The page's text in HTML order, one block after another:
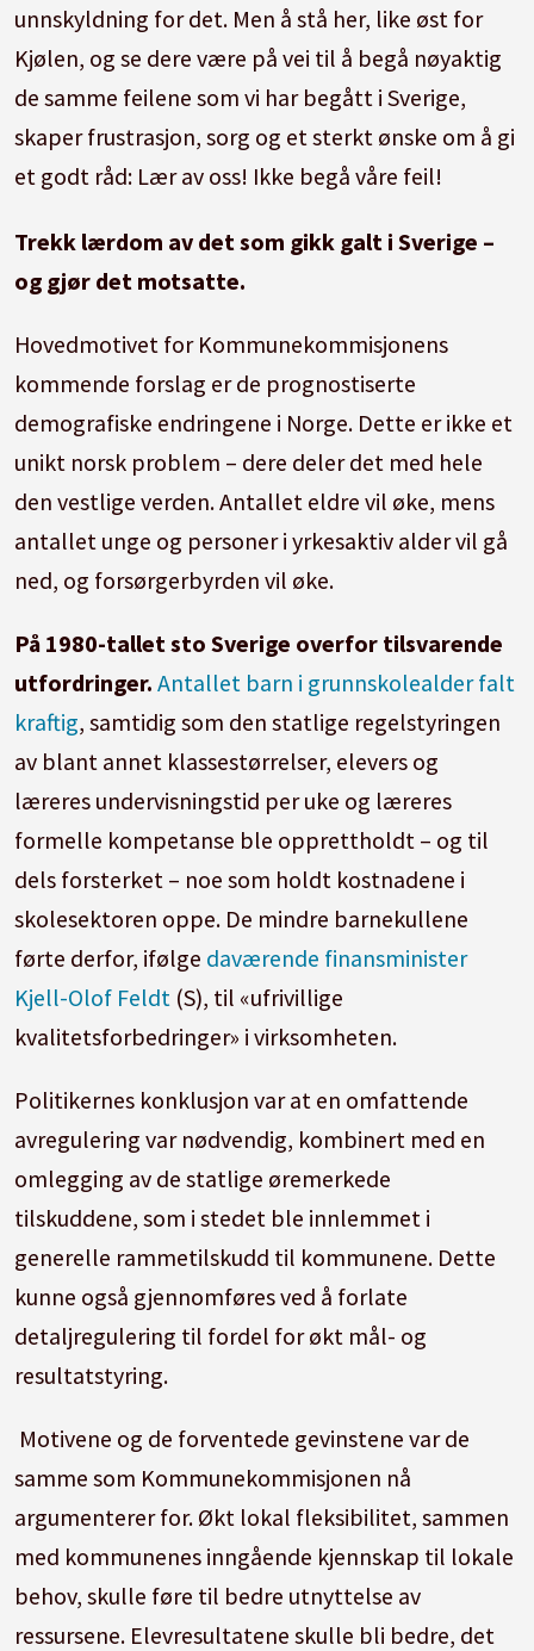
unnskyldning for det. Men å stå her, like øst for
Kjølen, og se dere være på vei til å begå nøyaktig
de samme feilene som vi har begått i Sverige,
skaper frustrasjon, sorg og et sterkt ønske om å gi
et godt råd: Lær av oss! Ikke begå våre feil!
Trekk lærdom av det som gikk galt i Sverige –
og gjør det motsatte.
Hovedmotivet for Kommunekommisjonens
kommende forslag er de prognostiserte
demografiske endringene i Norge. Dette er ikke et
unikt norsk problem – dere deler det med hele
den vestlige verden. Antallet eldre vil øke, mens
antallet unge og personer i yrkesaktiv alder vil gå
ned, og forsørgerbyrden vil øke.
På 1980-tallet sto Sverige overfor tilsvarende
utfordringer. Antallet barn i grunnskolealder falt
kraftig, samtidig som den statlige regelstyringen
av blant annet klassestørrelser, elevers og
læreres undervisningstid per uke og læreres
formelle kompetanse ble opprettholdt – og til
dels forsterket – noe som holdt kostnadene i
skolesektoren oppe. De mindre barnekullene
førte derfor, ifølge daværende finansminister
Kjell-Olof Feldt (S), til «ufrivillige
kvalitetsforbedringer» i virksomheten.
Politikernes konklusjon var at en omfattende
avregulering var nødvendig, kombinert med en
omlegging av de statlige øremerkede
tilskuddene, som i stedet ble innlemmet i
generelle rammetilskudd til kommunene. Dette
kunne også gjennomføres ved å forlate
detaljregulering til fordel for økt mål- og
resultatstyring.
Motivene og de forventede gevinstene var de
samme som Kommunekommisjonen nå
argumenterer for. Økt lokal fleksibilitet, sammen
med kommunenes inngående kjennskap til lokale
behov, skulle føre til bedre utnyttelse av
ressursene. Elevresultatene skulle bli bedre, det